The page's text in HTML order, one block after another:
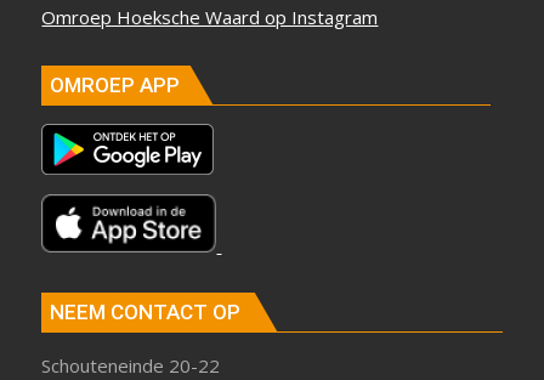
Omroep Hoeksche Waard op Instagram
OMROEP APP
NEEM CONTACT OP
Schouteneinde 20-22